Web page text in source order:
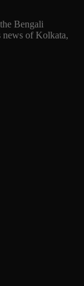
Bengali
news of Kolkata,